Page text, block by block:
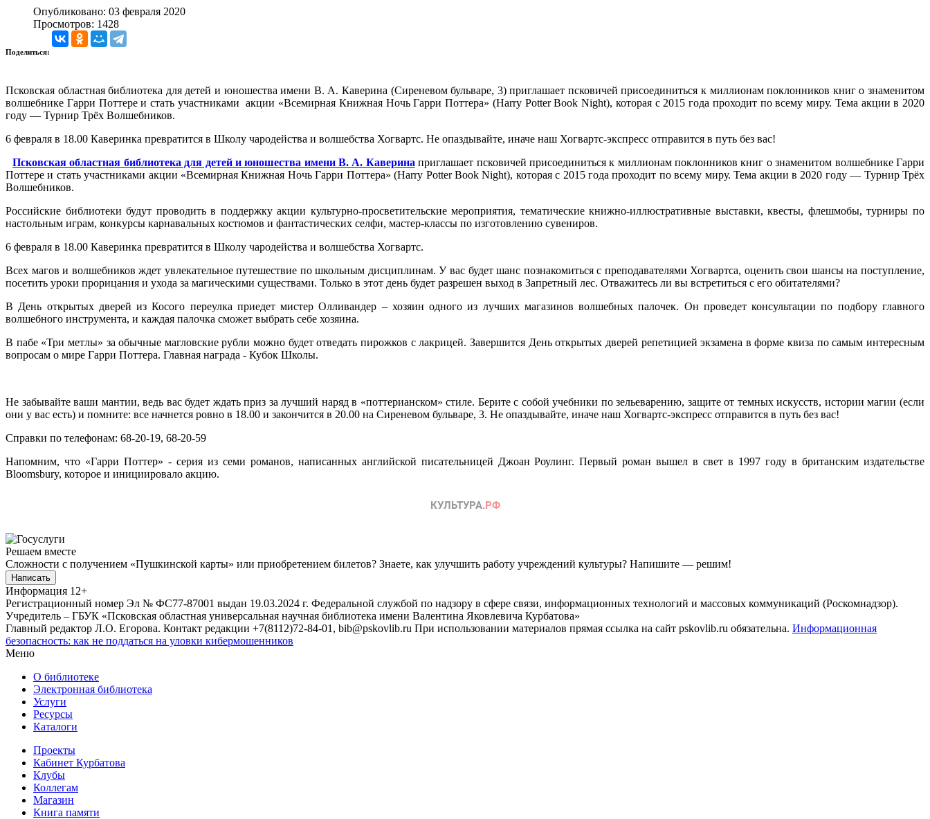
Опубликовано: 03 февраля 2020
Просмотров: 1428
Поделиться:
Псковская областная библиотека для детей и юношества имени В. А. Каверина (Сиреневом бульваре, 3)приглашает псковичей присоединиться к миллионам поклонников книг о знаменитом
волшебнике Гарри Поттере и стать участниками акции «Всемирная Книжная Ночь Гарри Поттера» (Harry Potter Book Night), которая с 2015 года проходит по всему миру. Тема акции в 2020
году — Турнир Трёх Волшебников.
6 февраля в 18.00 Каверинка превратится в Школу чародейства и волшебства Хогвартс. Не опаздывайте, иначе наш Хогвартс-экспресс отправится в путь без вас!
Псковская областная библиотека для детей и юношества имени В. А. Каверина приглашает псковичей присоединиться к миллионам поклонников книг о знаменитом волшебнике Гарри
Поттере и стать участниками акции «Всемирная Книжная Ночь Гарри Поттера» (Harry Potter Book Night), которая с 2015 года проходит по всему миру.Тема акции в 2020 году — Турнир Трёх
Волшебников.
Российские библиотеки будут проводить в поддержку акции культурно-просветительские мероприятия, тематические книжно-иллюстративные выставки, квесты, флешмобы, турниры по
настольным играм, конкурсы карнавальных костюмов и фантастических селфи, мастер-классы по изготовлению сувениров.
6 февраля в 18.00 Каверинка превратится в Школу чародейства и волшебства Хогвартс.
Всех магов и волшебников ждет увлекательное путешествие по школьным дисциплинам. У вас будет шанс познакомиться с преподавателями Хогвартса, оценить свои шансы на поступление,
посетить уроки прорицания и ухода за магическими существами. Только в этот день будет разрешен выход в Запретный лес. Отважитесь ли вы встретиться с его обитателями?
В День открытых дверей из Косого переулка приедет мистер Олливандер – хозяин одного из лучших магазинов волшебных палочек. Он проведет консультации по подбору главного
волшебного инструмента, и каждая палочка сможет выбрать себе хозяина.
В пабе «Три метлы» за обычные магловские рубли можно будет отведать пирожков с лакрицей. Завершится День открытых дверей репетицией экзамена в форме квиза по самым интересным
вопросам о мире Гарри Поттера. Главная награда - Кубок Школы.
Не забывайте ваши мантии, ведь вас будет ждать приз за лучший наряд в «поттерианском» стиле. Берите с собой учебники по зельеварению, защите от темных искусств, истории магии (если
они у вас есть) и помните: все начнется ровно в 18.00 и закончится в 20.00 на Сиреневом бульваре, 3. Не опаздывайте, иначе наш Хогвартс-экспресс отправится в путь без вас!
Справки по телефонам: 68-20-19, 68-20-59
Напомним, что «Гарри Поттер» - серия из семи романов, написанных английской писательницей Джоан Роулинг. Первый роман вышел в свет в 1997 году в британским издательстве
Bloomsbury, которое и инициировало акцию.
Решаем вместе
Сложности с получением «Пушкинской карты» или приобретением билетов? Знаете, как улучшить работу учреждений культуры? Напишите — решим!
Написать
Информация 12+
Регистрационный номер Эл № ФС77-87001 выдан 19.03.2024 г. Федеральной службой по надзору в сфере связи, информационных технологий и массовых коммуникаций (Роскомнадзор).
Учредитель – ГБУК «Псковская областная универсальная научная библиотека имени Валентина Яковлевича Курбатова»
Главный редактор Л.О. Егорова. Контакт редакции +7(8112)72-84-01, bib@pskovlib.ru При использовании материалов прямая ссылка на сайт pskovlib.ru обязательна. Информационная
безопасность: как не поддаться на уловки кибермошенников
Меню
О библиотеке
Электронная библиотека
Услуги
Ресурсы
Каталоги
Проекты
Кабинет Курбатова
Клубы
Коллегам
Магазин
Книга памяти